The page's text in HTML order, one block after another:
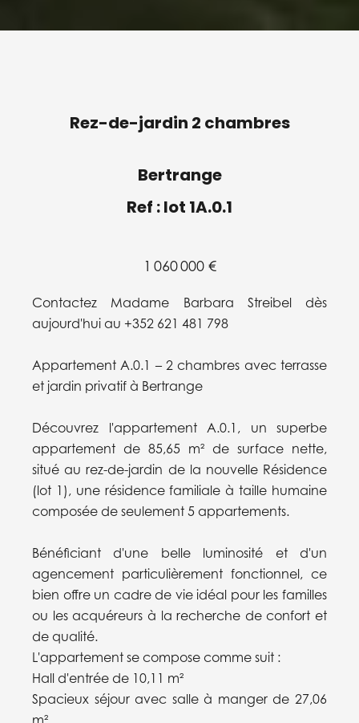
Rez-de-jardin 2 chambres
Bertrange
Ref : lot 1A.0.1
1 060 000 €
Contactez Madame Barbara Streibel dès
aujourd'hui au +352 621 481 798
Appartement A.0.1 – 2 chambres avec terrasse
et jardin privatif à Bertrange
Découvrez l'appartement A.0.1, un superbe
appartement de 85,65 m² de surface nette,
situé au rez-de-jardin de la nouvelle Résidence
(lot 1), une résidence familiale à taille humaine
composée de seulement 5 appartements.
Bénéficiant d'une belle luminosité et d'un
agencement particulièrement fonctionnel, ce
bien offre un cadre de vie idéal pour les familles
ou les acquéreurs à la recherche de confort et
de qualité.
L'appartement se compose comme suit :
Hall d'entrée de 10,11 m²
Spacieux séjour avec salle à manger de 27,06